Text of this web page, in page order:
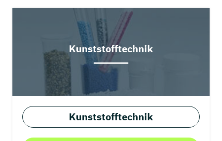
Kunststofftechnik
Kunststofftechnik